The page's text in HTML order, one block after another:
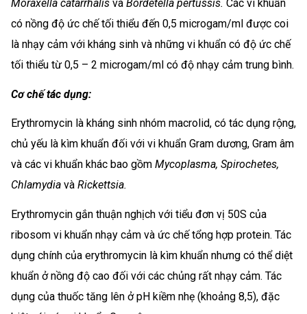
Moraxella catarrhalis và Bordetella pertussis. Các vi khuẩn
có nồng độ ức chế tối thiểu đến 0,5 microgam/ml được coi
là nhạy cảm với kháng sinh và những vi khuẩn có độ ức chế
tối thiểu từ 0,5 – 2 microgam/ml có độ nhạy cảm trung bình.
Cơ chế tác dụng:
Erythromycin là kháng sinh nhóm macrolid, có tác dụng rộng,
chủ yếu là kìm khuẩn đối với vi khuẩn Gram dương, Gram âm
và các vi khuẩn khác bao gồm Mycoplasma, Spirochetes,
Chlamydia và Rickettsia.
Erythromycin gắn thuận nghịch với tiểu đơn vị 50S của
ribosom vi khuẩn nhạy cảm và ức chế tổng hợp protein. Tác
dụng chính của erythromycin là kìm khuẩn nhưng có thể diệt
khuẩn ở nồng độ cao đối với các chủng rất nhạy cảm. Tác
dụng của thuốc tăng lên ở pH kiềm nhẹ (khoảng 8,5), đặc